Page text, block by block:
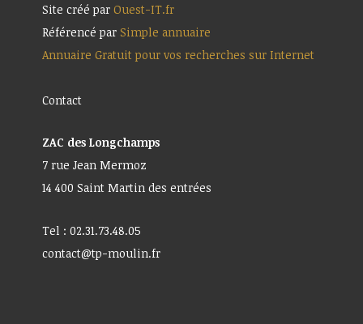
Site créé par Ouest-IT.fr
Référencé par Simple annuaire
Annuaire Gratuit pour vos recherches sur Internet
Contact
ZAC des Longchamps
7 rue Jean Mermoz
14 400 Saint Martin des entrées
Tel : 02.31.73.48.05
contact@tp-moulin.fr